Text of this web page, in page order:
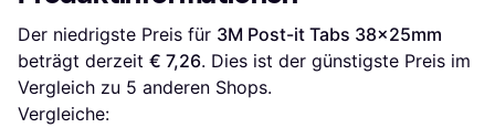
Der niedrigste Preis für 3M Post-it Tabs 38x25mm
beträgt derzeit € 7,26. Dies ist der günstigste Preis im
Vergleich zu 5 anderen Shops.
Vergleiche: